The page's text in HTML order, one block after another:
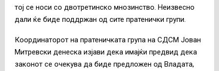
тој се носи со двотретинско мнозинство. Неизвесно
дали ќе биде поддржан од сите пратенички групи.
Координаторот на пратеничката група на СДСМ Јован
Митревски денеска изјави дека имајќи предвид дека
законот се очекува да биде предложен од Владата,